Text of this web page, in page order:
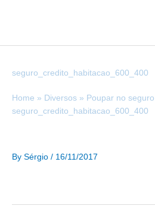
seguro_credito_habitacao_600_400
Home Diversos
Poupar no
seguro_credito_habitacao_600_400
By Sérgio / 16/11/2017